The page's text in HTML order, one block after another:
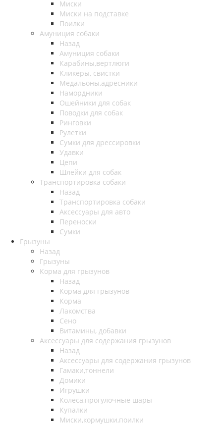
Миски
Миски на подставке
Поилки
Амуниция собаки
Назад
Амуниция собаки
Карабины,вертлюги
Кликеры, свистки
Медальоны,адресники
Намордники
Ошейники для собак
Поводки для собак
Ринговки
Рулетки
Сумки для дрессировки
Удавки
Цепи
Шлейки для собак
Транспортировка собаки
Назад
Транспортировка собаки
Аксессуары для авто
Переноски
Сумки
Грызуны
Назад
Грызуны
Корма для грызунов
Назад
Корма для грызунов
Корма
Лакомства
Сено
Витамины, добавки
Аксессуары для содержания грызунов
Назад
Аксессуары для содержания грызунов
Гамаки,тоннели
Домики
Игрушки
Колеса,прогулочные шары
Купалки
Миски,кормушки,поилки